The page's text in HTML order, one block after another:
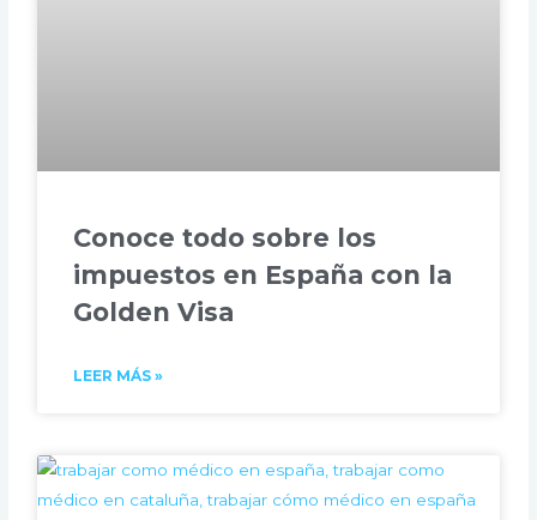
Conoce todo sobre los
impuestos en España con la
Golden Visa
LEER MÁS »